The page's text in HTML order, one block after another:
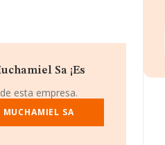
rankings: ha perdido
como:Pecunia
al 490.330. Aparecen
Funeraria Etayo S.L
yConstrucciones,
en el ranking
Sa ¡Es
esta empresa.
SA